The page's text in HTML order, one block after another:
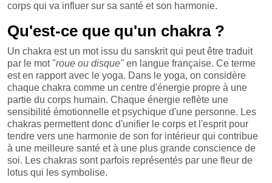
corps qui va influer sur sa santé et son harmonie.
Qu'est-ce que qu'un chakra ?
Un chakra est un mot issu du sanskrit qui peut être traduit
par le mot "roue ou disque"en langue française. Ce terme
est en rapport avec le yoga. Dans le yoga, on considère
chaque chakra comme un centre d'énergie propre à une
partie du corps humain. Chaque énergie reflète une
sensibilité émotionnelle et psychique d'une personne. Les
chakras permettent donc d'unifier le corps et l'esprit pour
tendre vers une harmonie de son for intérieur qui contribue
à une meilleure santé et à une plus grande conscience de
soi. Les chakras sont parfois représentés par une fleur de
lotus qui les symbolise.